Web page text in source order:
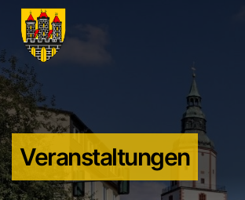
Veranstaltungen